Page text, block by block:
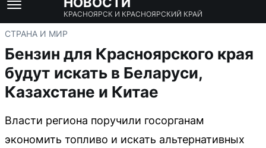
КРАСНОЯРСК И КРАСНОЯРСКИЙ КРАЙ
СТРАНА И МИР
Бензин для Красноярского края
будут искать в Беларуси,
Казахстане и Китае
Власти региона поручили госорганам
экономить топливо и искать альтернативных